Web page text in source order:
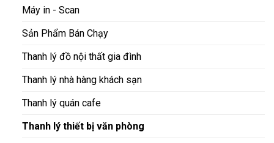
Máy in - Scan
Sản Phẩm Bán Chạy
Thanh lý đồ nội thất gia đình
Thanh lý nhà hàng khách sạn
Thanh lý quán cafe
Thanh lý thiết bị văn phòng